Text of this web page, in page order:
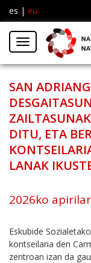
es | eu
Menú
SAN
DITU, ETA
LANAK
2026ko
Eskubide
kontseilaria den
zentroan izan da